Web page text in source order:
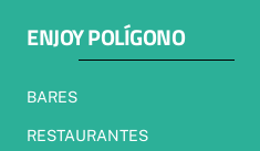
ENJOY POLÍGONO
BARES
RESTAURANTES